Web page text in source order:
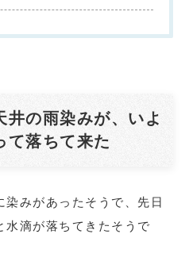
井の雨染みが、いよ
て落ちて来た
みがあったそうで、先日
水滴が落ちてきたそうで